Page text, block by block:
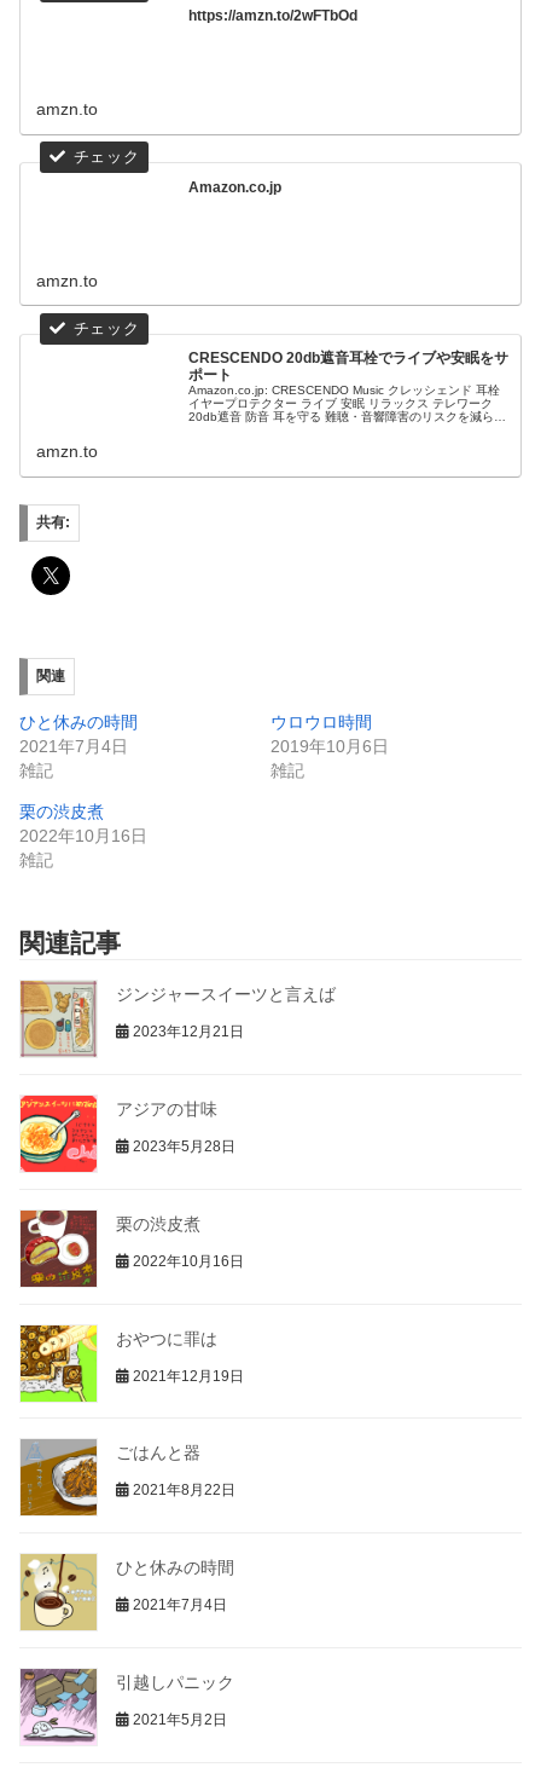
https://amzn.to/2wFTbOd
amzn.to
Amazon.co.jp
amzn.to
CRESCENDO 20db遮音耳栓でライブや安眠をサ
ポート
Amazon.co.jp: CRESCENDO Music クレッシェンド 耳栓
イヤープロテクター ライブ 安眠 リラックス テレワーク
20db遮音 防音 耳を守る 難聴・音響障害のリスクを減らす
amzn.to
共有:
関連
ひと休みの時間
2021年7月4日
雑記
ウロウロ時間
2019年10月6日
雑記
栗の渋皮煮
2022年10月16日
雑記
関連記事
ジンジャースイーツと言えば
2023年12月21日
アジアの甘味
2023年5月28日
栗の渋皮煮
2022年10月16日
おやつに罪は
2021年12月19日
ごはんと器
2021年8月22日
ひと休みの時間
2021年7月4日
引越しパニック
2021年5月2日